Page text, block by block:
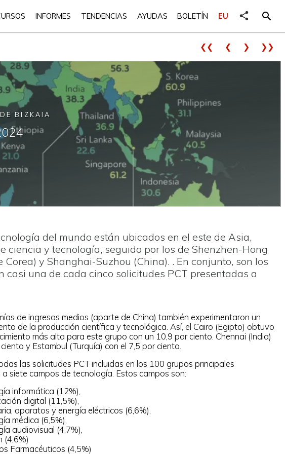
INFORMES TENDENCIAS AYUDAS BOLETÍN EU share search
❮❮ ❮ ❯ ❯❯
BIZKAIA
del mundo están ubicados en el este de Asia,
ciencia y tecnología, seguido por los de Shenzhen-Hong
y Shanghai-Suzhou (China). . En conjunto, son los
una de cada cinco solicitudes PCT presentadas a
de ingresos medios (aparte de China) también experimentaron un
de la producción científica y tecnológica. Así, el Cairo (Egipto) obtuvo
más alta para este grupo con un 10,9 por ciento. Chennai (India)
y Estambul (Turquía) con el 7,5 por ciento.
las solicitudes PCT incluidas en los 100 grupos principales
siete campos de tecnología. Estos campos son:
informática (12%),
digital (11,5%),
aparatos y energía eléctricos (6,6%),
médica (6,5%),
audiovisual (4,7%),
(4,6%)
Farmacéuticos (4,5%)